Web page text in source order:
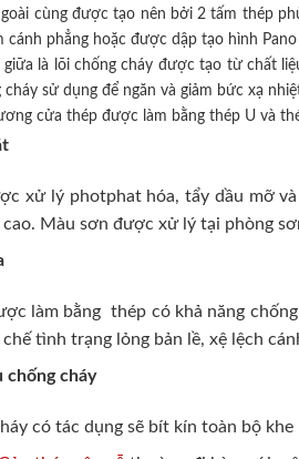
cùng được tạo nên bởi 2 tấm thép
cánh phẳng hoặc được dập tạo hình
giữa là lõi chống cháy được tạo từ chất
cháy sử dụng để ngăn và giảm bức xạ
cửa thép được làm bằng thép U và
xử lý photphat hóa, tẩy dầu mỡ
Màu sơn được xử lý tại phòng
làm bằng thép có khả năng
tình trạng lỏng bản lề, xệ lệch
chống cháy
có tác dụng sẽ bít kín toàn bộ